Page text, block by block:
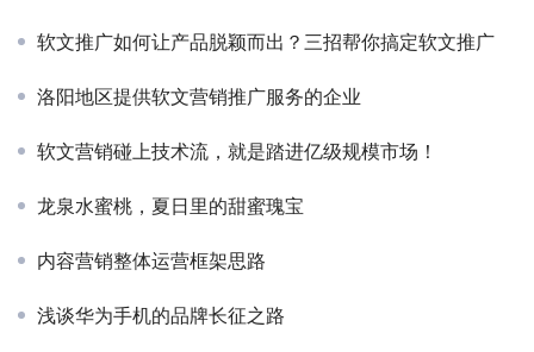
软文推广如何让产品脱颖而出？三招帮你搞定软文推广
洛阳地区提供软文营销推广服务的企业
软文营销碰上技术流，就是踏进亿级规模市场！
龙泉水蜜桃，夏日里的甜蜜瑰宝
内容营销整体运营框架思路
浅谈华为手机的品牌长征之路